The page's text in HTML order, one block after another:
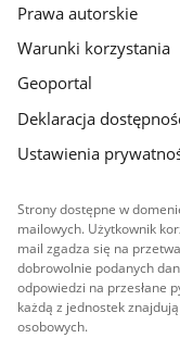
Prawa autorskie
Warunki korzystania
Geoportal
Deklaracja
Ustawienia
Strony dostępne w
mailowych. Użytkownik
mail zgadza się na
dobrowolnie podanych
odpowiedzi na przesłane
każdą z jednostek
osobowych.